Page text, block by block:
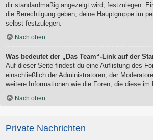
dir standardmäßig angezeigt wird, festzulegen.
die Berechtigung geben, deine Hauptgruppe im
selbst festzulegen.
Nach oben
Was bedeutet der „Das Team“-Link auf der
Auf dieser Seite findest du eine Auflistung des
einschließlich der Administratoren, der
weitere Informationen wie die Foren, die diese im
Nach oben
Private Nachrichten